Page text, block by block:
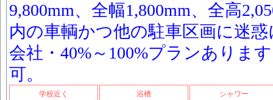
9,800mm、全幅1,800mm、全高
内の車輌かつ他の駐車区画に迷
会社・40%～100%プランありま
可。
学校近く 浴槽 シャワー